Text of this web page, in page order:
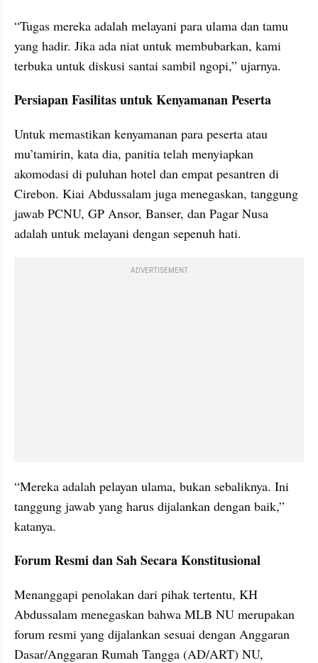
“Tugas mereka adalah melayani para ulama dan tamu
yang hadir. Jika ada niat untuk membubarkan, kami
terbuka untuk diskusi santai sambil ngopi,” ujarnya.
Persiapan Fasilitas untuk Kenyamanan Peserta
Untuk memastikan kenyamanan para peserta atau
mu’tamirin, kata dia, panitia telah menyiapkan
akomodasi di puluhan hotel dan empat pesantren di
Cirebon. Kiai Abdussalam juga menegaskan, tanggung
jawab PCNU, GP Ansor, Banser, dan Pagar Nusa
adalah untuk melayani dengan sepenuh hati.
ADVERTISEMENT
“Mereka adalah pelayan ulama, bukan sebaliknya. Ini
tanggung jawab yang harus dijalankan dengan baik,”
katanya.
Forum Resmi dan Sah Secara Konstitusional
Menanggapi penolakan dari pihak tertentu, KH
Abdussalam menegaskan bahwa MLB NU merupakan
forum resmi yang dijalankan sesuai dengan Anggaran
Dasar/Anggaran Rumah Tangga (AD/ART) NU,